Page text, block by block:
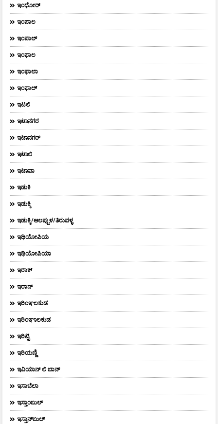
ಇಂಧೋರ್
ಇಂಪಾಲ
ಇಂಪಾಲ್‌
ಇಂಫಾಲ
ಇಂಫಾಲಾ
ಇಂಫಾಲ್
ಇಟಲಿ
ಇಟಾನಗರ
ಇಟಾನಗರ್‌
ಇಟಾಲಿ
ಇಟಾವಾ
ಇಡುಕಿ
ಇಡುಕ್ಕಿ
ಇಡುಕ್ಕಿ/ಆಲಪ್ಪುಳ/ತಿರುವಳ್ಳ
ಇಥಿಯೋಪಿಯ
ಇಥಿಯೋಪಿಯಾ
ಇರಾಕ್‌
ಇರಾನ್
ಇರಿಂಞಲಕುಡ
ಇರಿಂಞಾಲಕುಡ
ಇರಿಟ್ಟಿ
ಇರಿಯಣ್ಣಿ
ಇವಿಯಾನ್‌ ಲಿ ಬಾನ್‌
ಇಸಾಬೆಲಾ
ಇಸ್ತಾಂಬುಲ್
ಇಸ್ತಾನ್‌ಬುಲ್‌